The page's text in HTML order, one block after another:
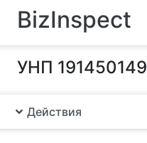
BizInspect
УНП 191450149
Действия